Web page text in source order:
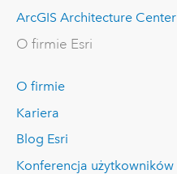
ArcGIS Architecture Center
O firmie Esri
O firmie
Kariera
Blog Esri
Konferencja użytkowników